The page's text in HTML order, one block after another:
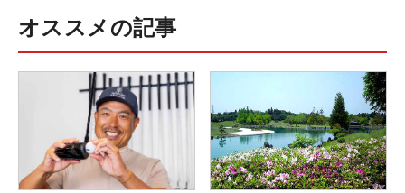
オススメの記事